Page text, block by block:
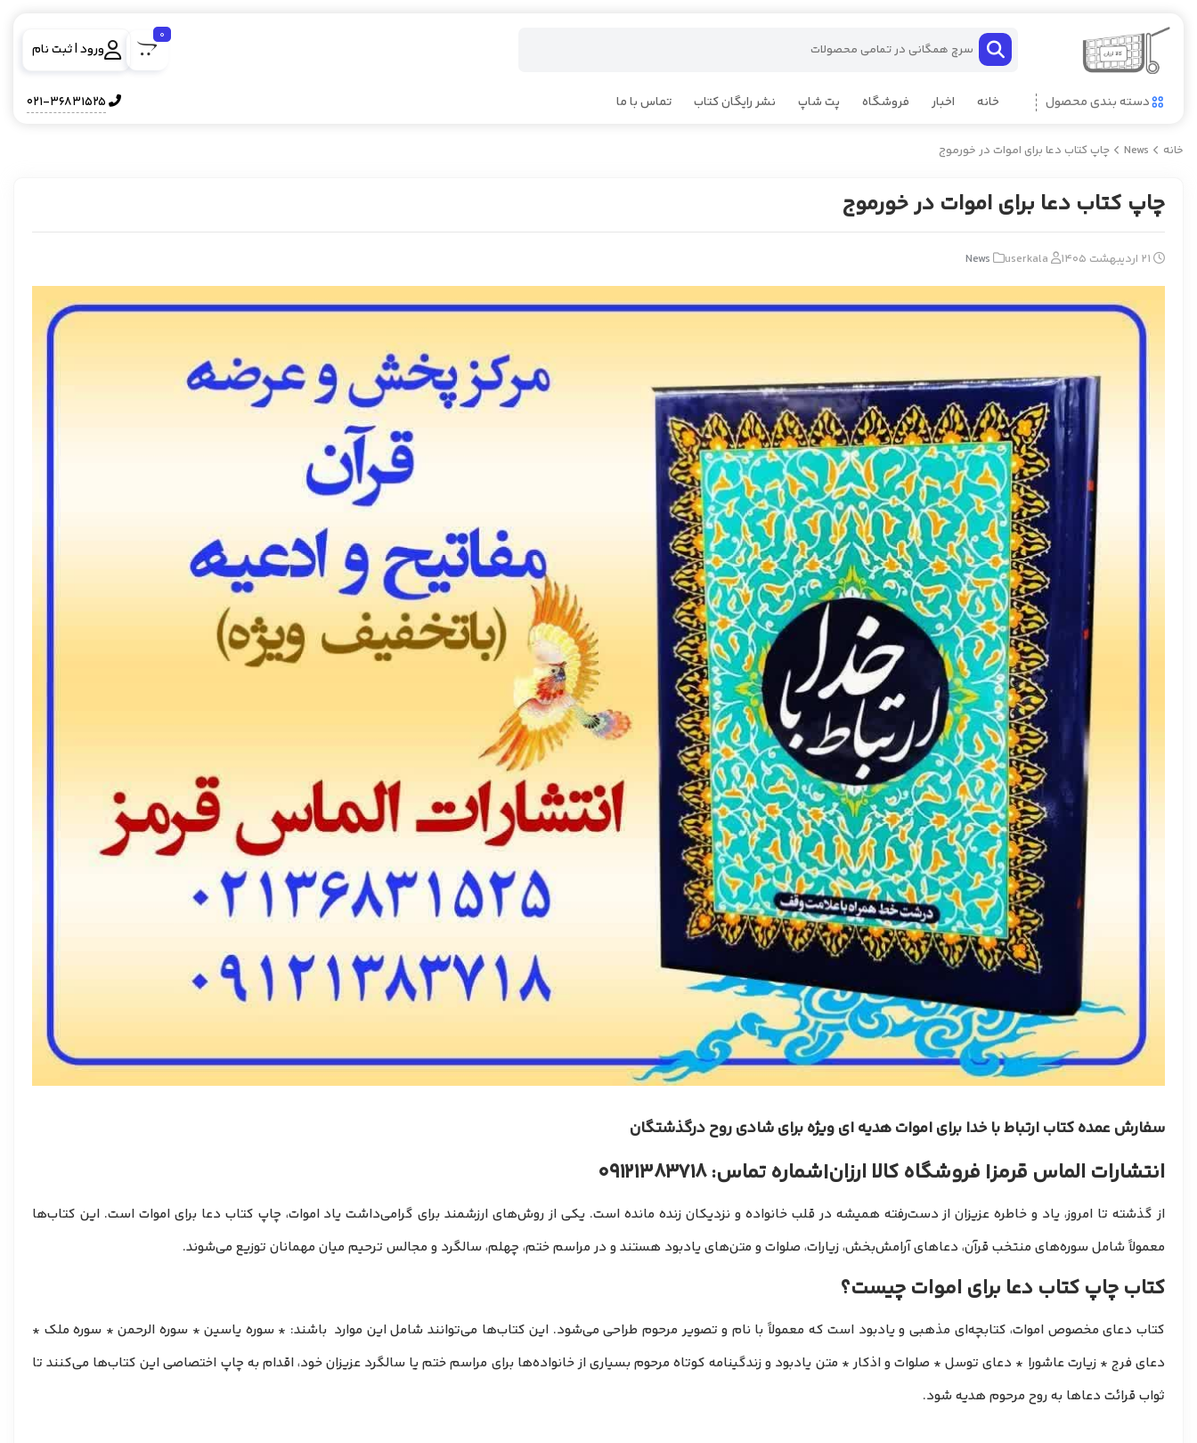
0
ورود | ثبت نام
دسته بندی محصول خانه اخبار فروشگاه پت شاپ نشر رایگان کتاب تماس با ما 021-36831525
خانه News چاپ کتاب دعا برای اموات در خورموج
چاپ کتاب دعا برای اموات در خورموج
21 اردیبهشت 1405 userkala
News
سفارش عمده کتاب ارتباط با خدا برای اموات هدیه ای ویژه برای شادی روح درگذشتگان
انتشارات الماس قرمز| فروشگاه کالا ارزان|شماره تماس: ۰۹۱۲۱۳۸۳۷۱۸
از گذشته تا امروز، یاد و خاطره عزیزان از دست‌رفته همیشه در قلب خانواده و نزدیکان زنده مانده است. یکی از روش‌های ارزشمند برای گرامی‌داشت یاد اموات، چاپ کتاب دعا برای اموات است. این کتاب‌ها
معمولاً شامل سوره‌های منتخب قرآن، دعاهای آرامش‌بخش، زیارات، صلوات و متن‌های یادبود هستند و در مراسم ختم، چهلم، سالگرد و مجالس ترحیم میان مهمانان توزیع می‌شوند.
کتاب چاپ کتاب دعا برای اموات چیست؟
کتاب دعای مخصوص اموات، کتابچه‌ای مذهبی و یادبود است که معمولاً با نام و تصویر مرحوم طراحی می‌شود. این کتاب‌ها می‌توانند شامل این موارد باشند: * سوره یاسین * سوره الرحمن * سوره ملک *
دعای فرج * زیارت عاشورا * دعای توسل * صلوات و اذکار * متن یادبود و زندگینامه کوتاه مرحوم بسیاری از خانواده‌ها برای مراسم ختم یا سالگرد عزیزان خود، اقدام به چاپ اختصاصی این کتاب‌ها می‌کنند تا
ثواب قرائت دعاها به روح مرحوم هدیه شود.